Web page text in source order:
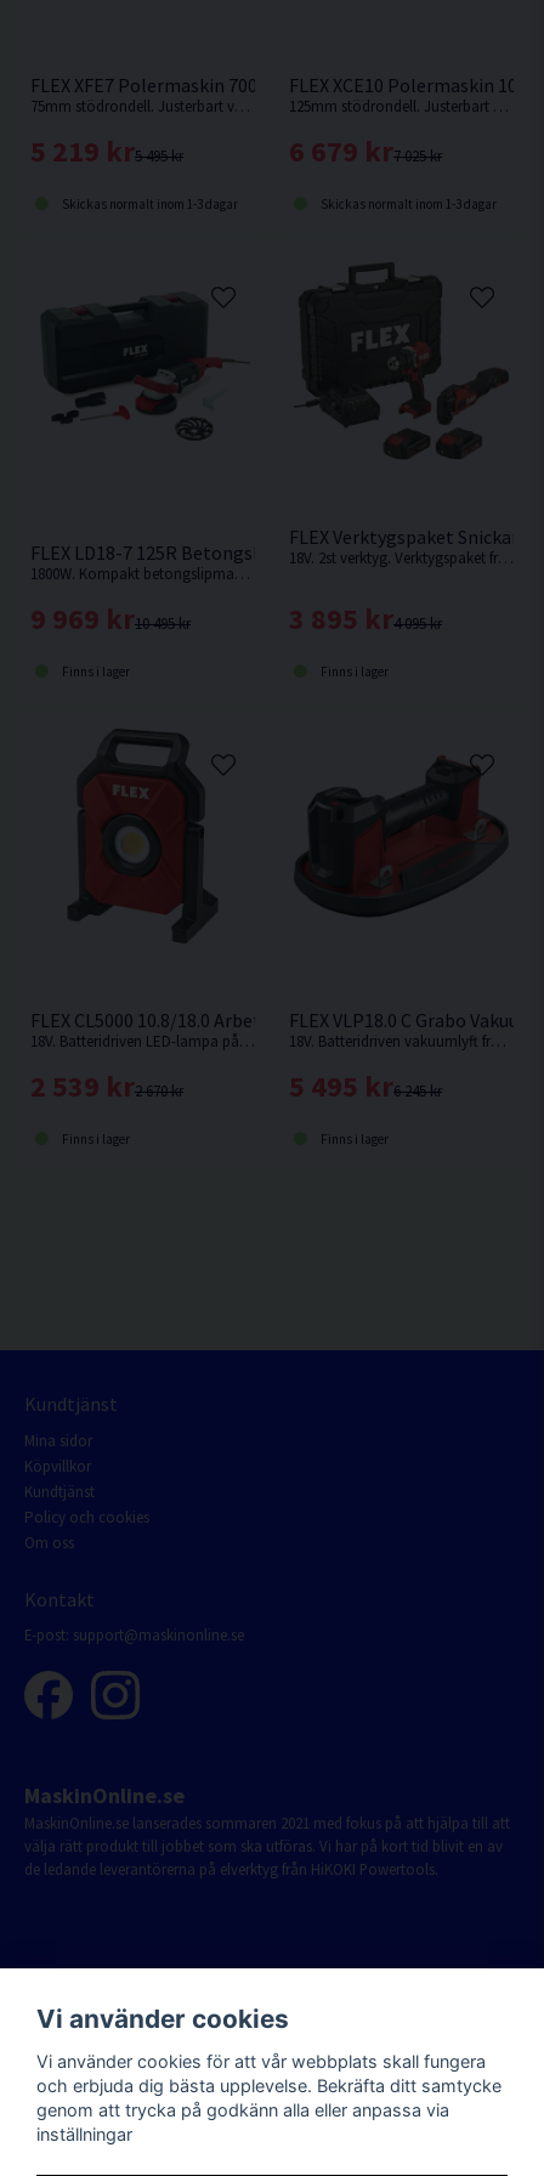
FLEX XFE7 Polermaskin 700W
75mm stödrondell. Justerbart varvtal mellan 3600-10800. Oscillerande med frirotering. 12mm orbit.
5 495 kr
5 219 kr
Skickas normalt inom 1-3 dagar
FLEX XCE10 Polermaskin
125mm stödrondell. Justerbart varvtal mellan 2900-8600. Oscillerande med styrd rotation. 8mm orbit.
7 025 kr
6 679 kr
Skickas normalt inom 1-3 dagar
FLEX LD18-7 125R Betongslip 125mm (1800W)
1800W. Kompakt betongslipmaskin från FLEX med svängbart kantsegment och kraftfull 1800W motor
10 495 kr
9 969 kr
Finns i lager
FLEX Verktygspaket Snickare
18V. 2st verktyg. Verktygspaket från FLEX med Skruvdragare och ett Multiverktyg
4 095 kr
3 895 kr
Finns i lager
FLEX CL5000 10.8/18.0 Arbetslampa 18V
18V. Batteridriven LED-lampa på 5000 lumen från FLEX.
2 670 kr
2 539 kr
Finns i lager
FLEX VLP18.0 C Grabo
18V. Batteridriven vakuumlyft från FLEX med en hållkraft på upp till 130 kg för enklare hantering av material och föremål
6 245 kr
5 495 kr
Finns i lager
Kundtjänst
Mina sidor
Köpvillkor
Kundtjänst
Policy och cookies
Om oss
Kontakt
E-post: support@maskinonline.se
MaskinOnline.se
MaskinOnline.se lanserades sommaren 2021 med fokus på att hjälpa till att
välja rätt produkt till jobbet som ska utföras. Vi har på kort tid blivit en av
de ledande leverantörerna på elverktyg från HiKOKI Powertools.
Vi använder cookies
Vi använder cookies för att vår webbplats skall fungera
och erbjuda dig bästa upplevelse. Bekräfta ditt samtycke
genom att trycka på godkänn alla eller anpassa via
inställningar